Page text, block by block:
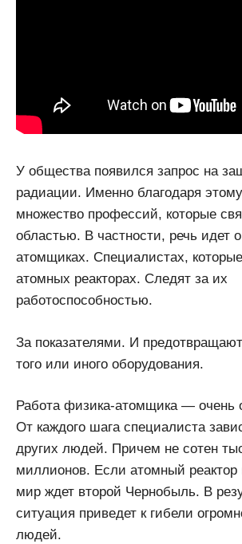
У общества появился запрос на
радиации. Именно благодаря
множество профессий, которые
областью. В частности, речь идет
атомщиках. Специалистах,
атомных реакторах. Следят за их
работоспособностью.
За показателями. И
того или иного оборудования.
Работа физика-атомщика — очень
От каждого шага специалиста
других людей. Причем не сотен
миллионов. Если атомный реактор
мир ждет второй Чернобыль. В
ситуация приведет к гибели
людей.